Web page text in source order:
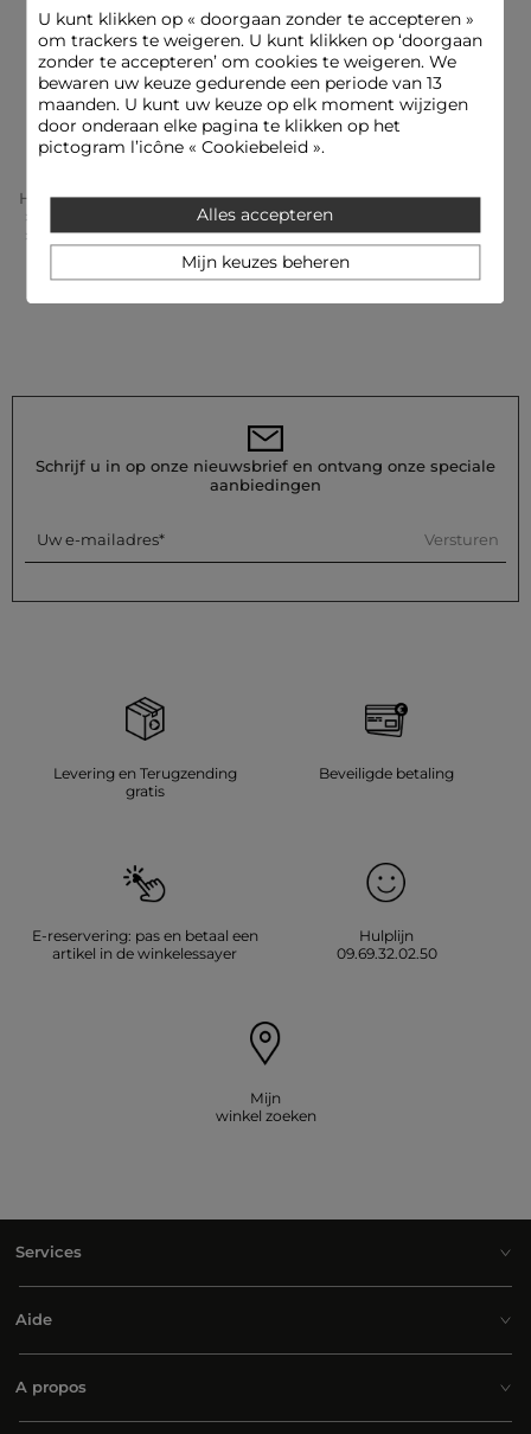
Korte jurken Jurken Rechte jurken
Gebreide jurken
Home Kleding Vrouw
Jurken Vrouw
Rechte Jurken Vrouw
Aansluitende Korte Gebreide Jurk Zwart Vrouw
Schrijf u in op onze nieuwsbrief en ontvang onze speciale
aanbiedingen
Uw e-mailadres Versturen
Levering en Terugzending
gratis
Beveiligde betaling
E-reservering: pas en betaal een
artikel in de winkelessayer
Hulplijn
09.69.32.02.50
Mijn
winkel zoeken
Services
Aide
A propos
U kunt klikken op « doorgaan zonder te accepteren»
om trackers te weigeren. U kunt klikken op ‘doorgaan
zonder te accepteren’ om cookies te weigeren. We
bewaren uw keuze gedurende een periode van 13
maanden. U kunt uw keuze op elk moment wijzigen
door onderaan elke pagina te klikken op het
pictogram l’icône « Cookiebeleid ».
Alles accepteren
Mijn keuzes beheren